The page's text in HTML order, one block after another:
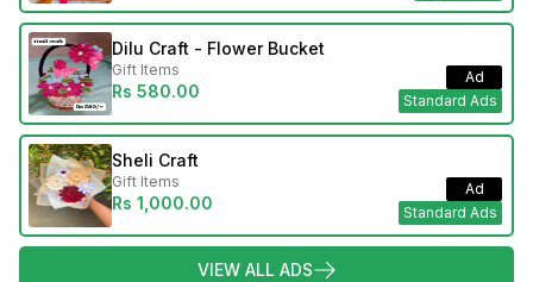
Dilu Craft - Flower Bucket
Gift Items
Rs 580.00 Standard Ads
Ad
Sheli Craft
Gift Items
Rs 1,000.00 Standard Ads
Ad
VIEW ALL ADS